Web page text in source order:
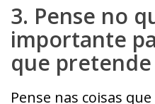
3. Pense no
importante
que
Pense nas coisas